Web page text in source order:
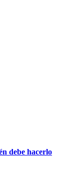
debe hacerlo